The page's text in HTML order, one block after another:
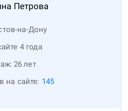
Петрова
на-Дону
4 года
26лет
на сайте: 145